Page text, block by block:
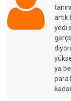
artık
yedi
ya
para